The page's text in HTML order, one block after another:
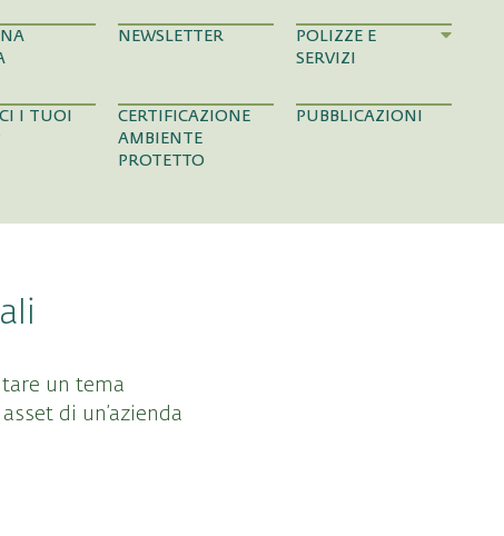
NEWSLETTER
POLIZZE E
SERVIZI
I TUOI
CERTIFICAZIONE
AMBIENTE
PROTETTO
PUBBLICAZIONI
un tema
di un’azienda